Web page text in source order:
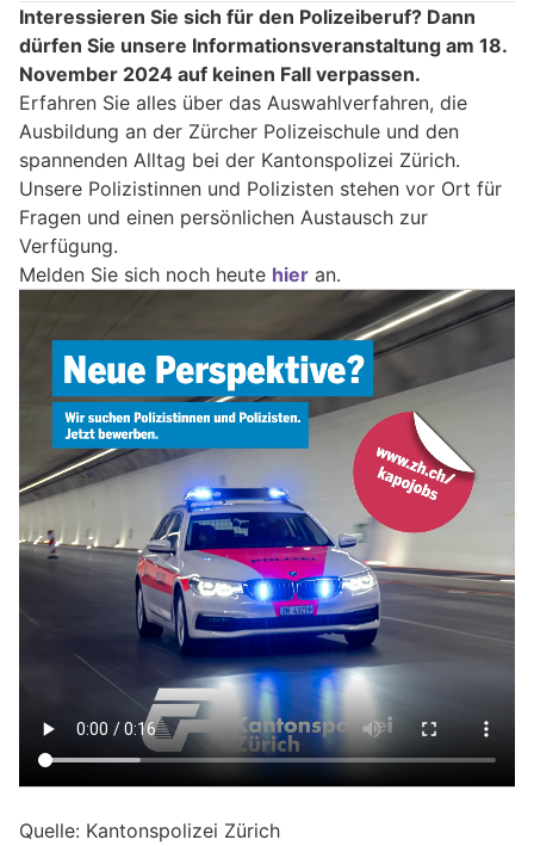
Interessieren Sie sich für den Polizeiberuf? Dann
dürfen Sie unsere Informationsveranstaltung am 18.
November 2024 auf keinen Fall verpassen.
Erfahren Sie alles über das Auswahlverfahren, die
Ausbildung an der Zürcher Polizeischule und den
spannenden Alltag bei der Kantonspolizei Zürich.
Unsere Polizistinnen und Polizisten stehen vor Ort für
Fragen und einen persönlichen Austausch zur
Verfügung.
Melden Sie sich noch heute hier an.
Quelle: Kantonspolizei Zürich